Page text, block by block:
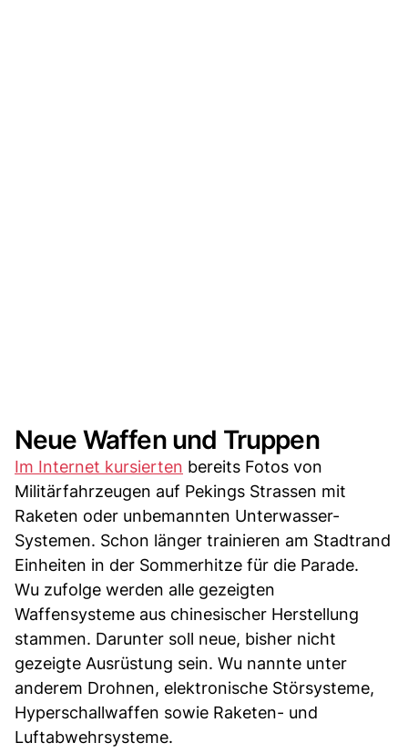
Neue Waffen und Truppen
Im Internet kursierten bereits Fotos von
Militärfahrzeugen auf Pekings Strassen mit
Raketen oder unbemannten Unterwasser-
Systemen. Schon länger trainieren am Stadtrand
Einheiten in der Sommerhitze für die Parade.
Wu zufolge werden alle gezeigten
Waffensysteme aus chinesischer Herstellung
stammen. Darunter soll neue, bisher nicht
gezeigte Ausrüstung sein. Wu nannte unter
anderem Drohnen, elektronische Störsysteme,
Hyperschallwaffen sowie Raketen- und
Luftabwehrsysteme.